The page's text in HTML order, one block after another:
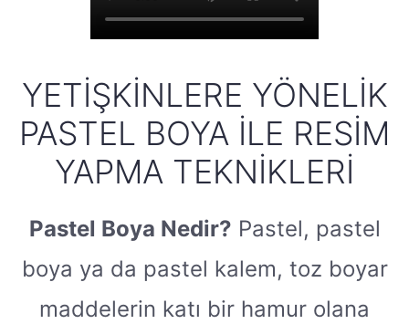
YETIŞKINLERE YÖNELIK
PASTEL BOYA İLE RESIM
YAPMA TEKNIKLERI
Pastel Boya Nedir? Pastel, pastel
boya ya da pastel kalem, toz boyar
maddelerin katı bir hamur olana